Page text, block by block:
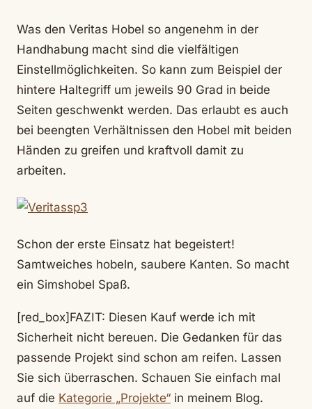
Was den Veritas Hobel so angenehm in der
Handhabung macht sind die vielfältigen
Einstellmöglichkeiten. So kann zum Beispiel der
hintere Haltegriff um jeweils 90 Grad in beide
Seiten geschwenkt werden. Das erlaubt es auch
bei beengten Verhältnissen den Hobel mit beiden
Händen zu greifen und kraftvoll damit zu
arbeiten.
Schon der erste Einsatz hat begeistert!
Samtweiches hobeln, saubere Kanten. So macht
ein Simshobel Spaß.
[red_box]FAZIT: Diesen Kauf werde ich mit
Sicherheit nicht bereuen. Die Gedanken für das
passende Projekt sind schon am reifen. Lassen
Sie sich überraschen. Schauen Sie einfach mal
auf die Kategorie „Projekte“ in meinem Blog.